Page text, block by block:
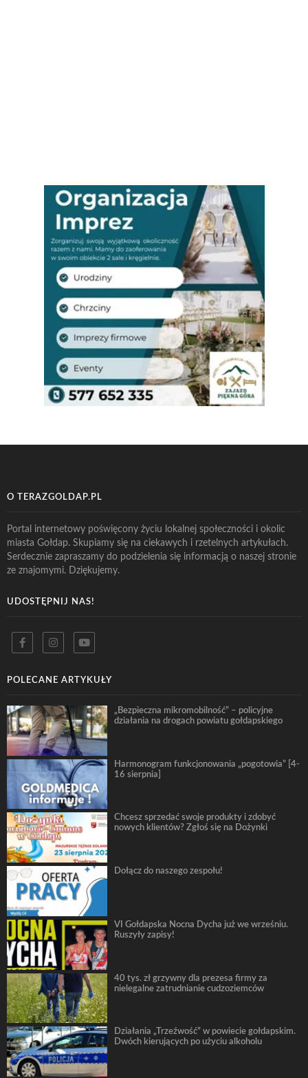
O TERAZGOLDAP.PL
Portal internetowy poświęcony życiu lokalnej społeczności i okolic
miasta Gołdap. Skupiamy się na ciekawych i rzetelnych artykułach.
Serdecznie zapraszamy do podzielenia się informacją o naszej stronie
ze znajomymi. Dziękujemy.
UDOSTĘPNIJ NAS!
POLECANE ARTYKUŁY
„Bezpieczna mikromobilność” – policyjne
działania na drogach powiatu gołdapskiego
Harmonogram funkcjonowania „pogotowia” [4-
16 sierpnia]
Chcesz sprzedać swoje produkty i zdobyć
nowych klientów? Zgłoś się na Dożynki
Dołącz do naszego zespołu!
VI Gołdapska Nocna Dycha już we wrześniu.
Ruszyły zapisy!
40 tys. zł grzywny dla prezesa firmy za
nielegalne zatrudnianie cudzoziemców
Działania „Trzeźwość” w powiecie gołdapskim.
Dwóch kierujących po użyciu alkoholu